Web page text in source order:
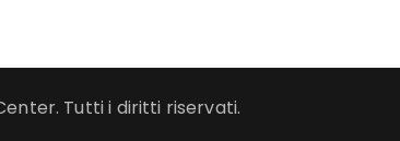
Tutti i diritti riservati.